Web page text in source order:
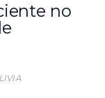
no
LIVIA